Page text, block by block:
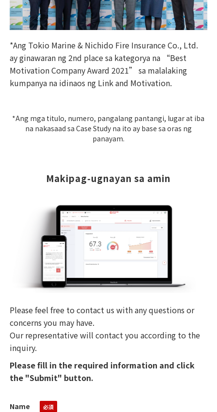
*Ang Tokio Marine & Nichido Fire Insurance Co., Ltd.
ay ginawaran ng 2nd place sa kategorya na “Best
Motivation Company Award 2021” sa malalaking
kumpanya na idinaos ng Link and Motivation.
*Ang mga titulo, numero, pangalang pantangi, lugar at iba
na nakasaad sa Case Study na ito ay base sa oras ng
panayam.
Makipag-ugnayan sa amin
Please feel free to contact us with any questions or
concerns you may have.
Our representative will contact you according to the
inquiry.
Please fill in the required information and click
the "Submit" button.
Name